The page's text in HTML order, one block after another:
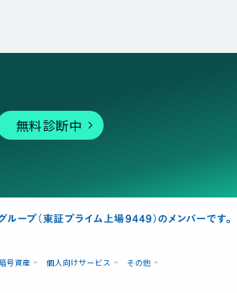
無料診断中
号資産 個人向けサービス その他